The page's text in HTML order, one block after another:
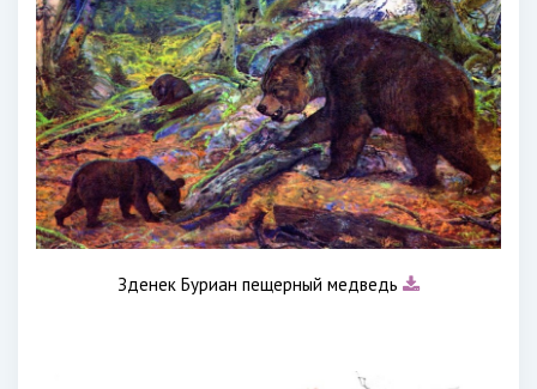
Зденек Буриан пещерный медведь